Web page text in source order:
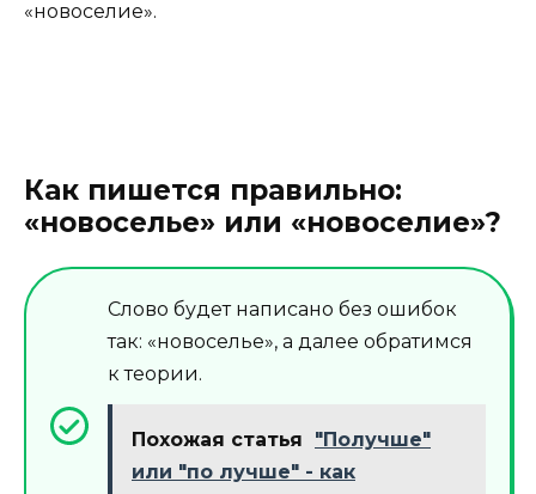
«новоселие».
Как пишется правильно:
«новоселье» или «новоселие»?
Слово будет написано без ошибок
так: «новоселье», а далее обратимся
к теории.
Похожая статья
"Получше"
или "по лучше" - как